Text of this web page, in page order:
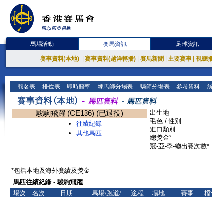
馬場活動 賽馬資訊 足球資訊
賽事資料(本地) 賽事資料(越洋轉播) 賽馬新聞 主要賽事 視聽
報名表 排位表 即時賠率 練馬師分場表 騎師分場表 參考資料
駿駒飛躍 (CE186) (已退役)
往績紀錄
其他馬匹
出生地
毛色 / 性別
進口類別
總獎金*
冠-亞-季-總出賽次數*
*包括本地及海外賽績及獎金
馬匹往績紀錄 - 駿駒飛躍
場次
名次 日期
馬場/跑道/
途程
場地
賽事
檔